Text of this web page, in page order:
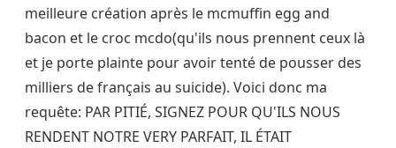
meilleure création après le mcmuffin egg and
bacon et le croc mcdo(qu'ils nous prennent ceux là
et je porte plainte pour avoir tenté de pousser des
milliers de français au suicide). Voici donc ma
requête: PAR PITIÉ, SIGNEZ POUR QU'ILS NOUS
RENDENT NOTRE VERY PARFAIT, IL ÉTAIT